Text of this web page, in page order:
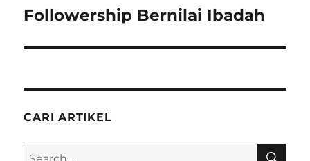
Next
Followership Bernilai Ibadah
CARI ARTIKEL
Search